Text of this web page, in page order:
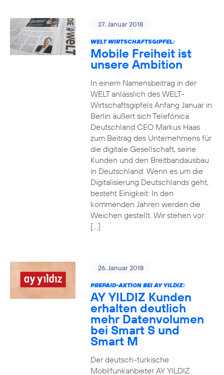
27. Januar 2018
WELT WIRTSCHAFTSGIPFEL:
Mobile Freiheit ist
unsere Ambition
In einem Namensbeitrag in der
WELT anlässlich des WELT-
Wirtschaftsgipfels Anfang Januar in
Berlin äußert sich Telefónica
Deutschland CEO Markus Haas
zum Beitrag des Unternehmens für
die digitale Gesellschaft, seine
Kunden und den Breitbandausbau
in Deutschland: Wenn es um die
Digitalisierung Deutschlands geht,
besteht Einigkeit: In den
kommenden Jahren werden die
Weichen gestellt. Wir stehen vor
[…]
26. Januar 2018
PREPAID-AKTION BEI AY YILDIZ:
AY YILDIZ Kunden
erhalten deutlich
mehr Datenvolumen
bei Smart S und
Smart M
Der deutsch-türkische
Mobilfunkanbieter AY YILDIZ